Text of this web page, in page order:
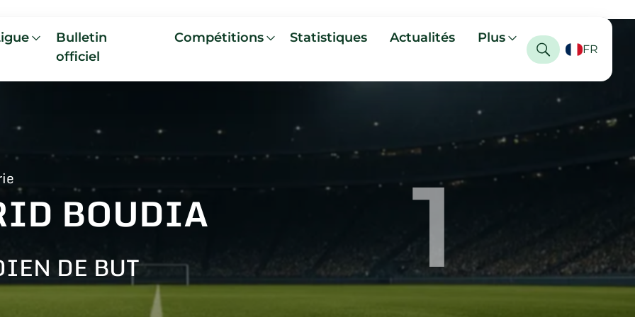
Bulletin
officiel
Compétitions Statistiques Actualités Plus
FR
BOUDIA
DE BUT 1